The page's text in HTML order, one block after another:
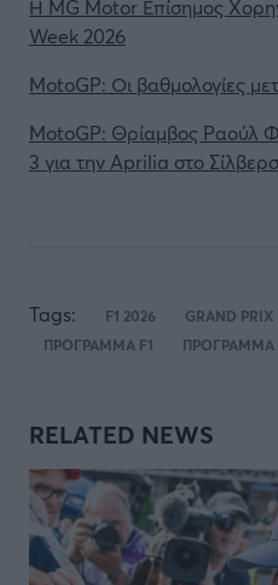
Η MG Motor Επίσημος
Week 2026
MotoGP: Οι βαθμολογίες
MotoGP: Θρίαμβος Ραούλ
3 για την Aprilia στο
Tags: F1 2026
GRAND
ΠΡΟΓΡΑΜΜΑ F1
ΠΡΟΓΡΑΜΜΑ
RELATED NEWS